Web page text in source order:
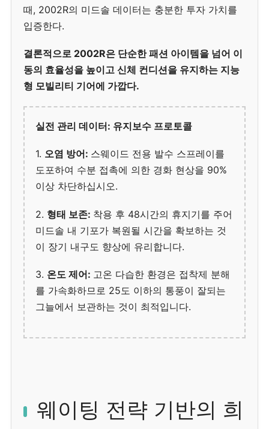
때, 2002R의 미드솔 데이터는 충분한 투자 가치를
입증한다.
결론적으로 2002R은 단순한 패션 아이템을 넘어 이
동의 효율성을 높이고 신체 컨디션을 유지하는 지능
형 모빌리티 기어에 가깝다.
실전 관리 데이터: 유지보수 프로토콜
1. 오염 방어: 스웨이드 전용 발수 스프레이를
도포하여 수분 접촉에 의한 경화 현상을 90%
이상 차단하십시오.
2. 형태 보존: 착용 후 48시간의 휴지기를 주어
미드솔 내 기포가 복원될 시간을 확보하는 것
이 장기 내구도 향상에 유리합니다.
3. 온도 제어: 고온 다습한 환경은 접착제 분해
를 가속화하므로 25도 이하의 통풍이 잘되는
그늘에서 보관하는 것이 최적입니다.
웨이팅 전략 기반의 희